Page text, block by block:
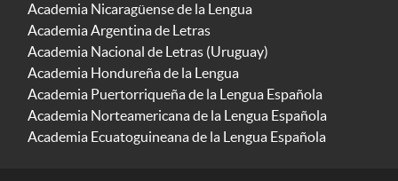
Academia Nicaragüense de la Lengua
Academia Argentina de Letras
Academia Nacional de Letras (Uruguay)
Academia Hondureña de la Lengua
Academia Puertorriqueña de la Lengua Española
Academia Norteamericana de la Lengua Española
Academia Ecuatoguineana de la Lengua Española